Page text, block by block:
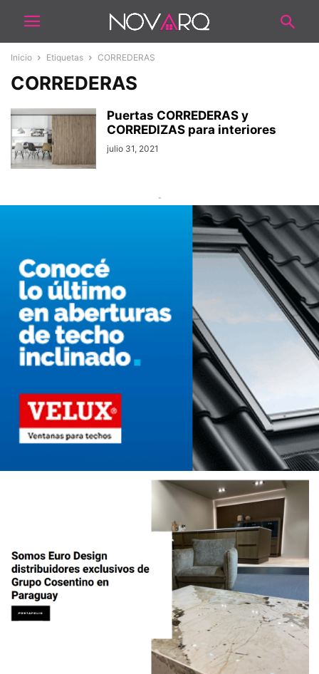
Inicio Etiquetas CORREDERAS
CORREDERAS
Puertas CORREDERAS y
CORREDIZAS para interiores
julio 31, 2021
-